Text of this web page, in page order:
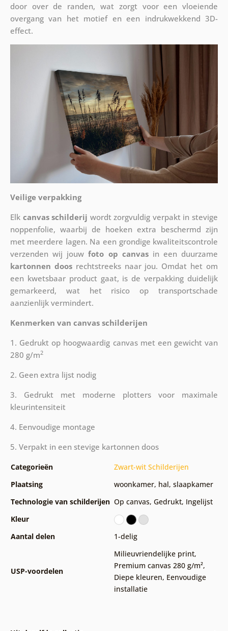
door over de randen, wat zorgt voor een vloeiende
overgang van het motief en een indrukwekkend 3D-
effect.
Veilige verpakking
Elk canvas schilderij wordt zorgvuldig verpakt in stevige
noppenfolie, waarbij de hoeken extra beschermd zijn
met meerdere lagen. Na een grondige kwaliteitscontrole
verzenden wij jouwfoto op canvasin een duurzame
kartonnen doosrechtstreeks naar jou. Omdat het om
een kwetsbaar product gaat, is de verpakking duidelijk
gemarkeerd, wat het risico op transportschade
aanzienlijk vermindert.
Kenmerken van canvas schilderijen
1. Gedrukt op hoogwaardig canvas met een gewicht van
280 g/m2
2. Geen extra lijst nodig
3. Gedrukt met moderne plotters voor maximale
kleurintensiteit
4. Eenvoudige montage
5. Verpakt in een stevige kartonnen doos
Categorieën
Zwart-wit Schilderijen
Plaatsing
woonkamer, hal, slaapkamer
Technologie van schilderijen Op canvas, Gedrukt, Ingelijst
Kleur
Aantal delen
1-delig
USP-voordelen
Milieuvriendelijke print,
Premium canvas 280 g/m²,
Diepe kleuren, Eenvoudige
installatie